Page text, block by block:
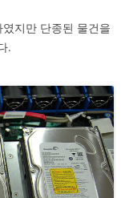
지만 단종된 물건을
.